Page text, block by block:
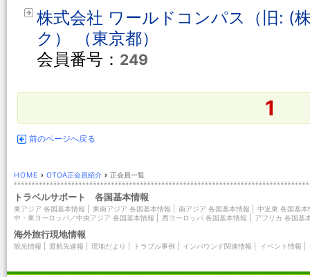
株式会社 ワールドコンパス（旧: (
ク） （東京都）
会員番号： 249
1
前のページへ戻る
HOME › OTOA正会員紹介 › 正会員一覧
トラベルサポート 各国基本情報
東アジア 各国基本情報 東南アジア 各国基本情報 南アジア 各国基本情報
中近東 各国基本
中・東ヨーロッパ／中央アジア 各国基本情報
西ヨーロッパ 各国基本情報 アフリカ 各国基
海外旅行現地情報
観光情報 渡航先速報 現地だより トラブル事例 インバウンド関連情報 イベント情報